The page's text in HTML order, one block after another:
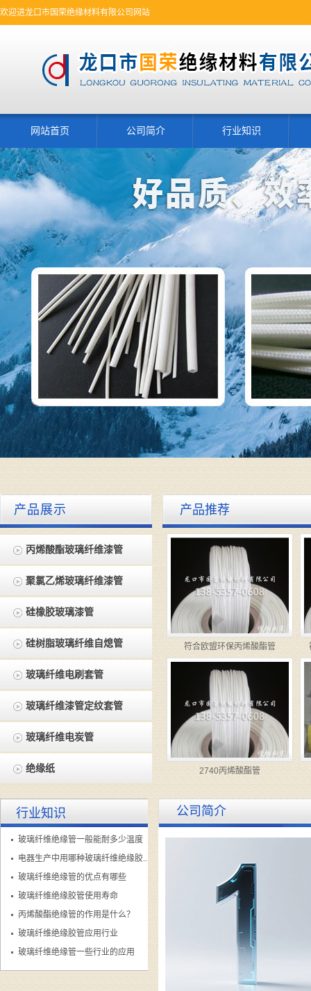
欢迎进龙口市国荣绝缘材料有限公司网站
网站首页 公司简介 行业知识
产品展示
丙烯酸酯玻璃纤维漆管
聚氯乙烯玻璃纤维漆管
硅橡胶玻璃漆管
硅树脂玻璃纤维自熄管
玻璃纤维电刷套管
玻璃纤维漆管定纹套管
玻璃纤维电炭管
绝缘纸
产品推荐
符合欧盟环保丙烯酸酯管
2740丙烯酸酯管
行业知识
玻璃纤维绝缘管一般能耐多少温度
电器生产中用哪种玻璃纤维绝缘胶...
玻璃纤维绝缘管的优点有哪些
玻璃纤维绝缘胶管使用寿命
丙烯酸酯绝缘管的作用是什么？
玻璃纤维绝缘胶管应用行业
玻璃纤维绝缘管一些行业的应用
公司简介